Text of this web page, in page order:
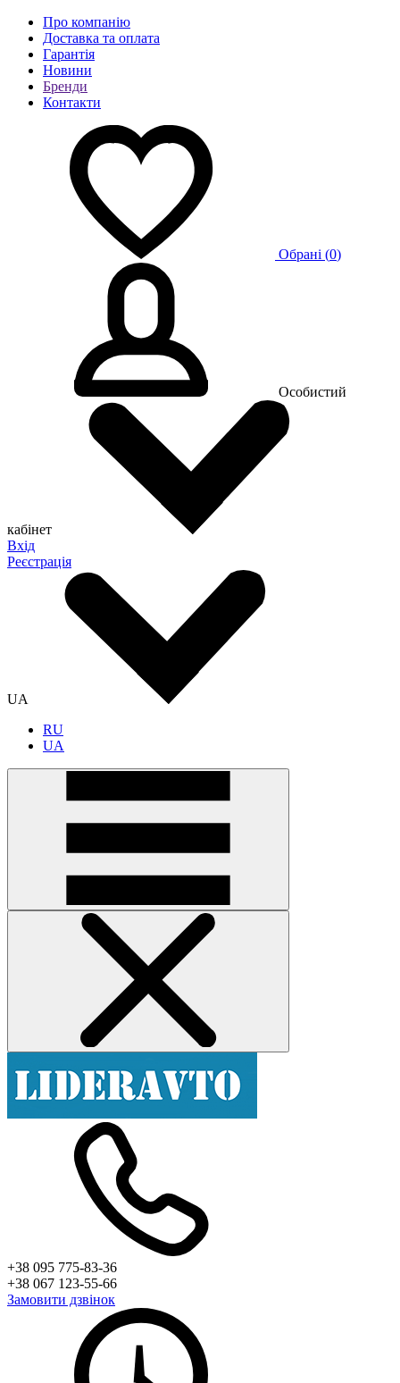
Про компанію
Доставка та оплата
Гарантія
Новини
Бренди
Контакти
Обрані (0)
Особистий
кабінет
Вхід
Реєстрація
UA
RU
UA
+38 095 775-83-36
+38 067 123-55-66
Замовити дзвінок